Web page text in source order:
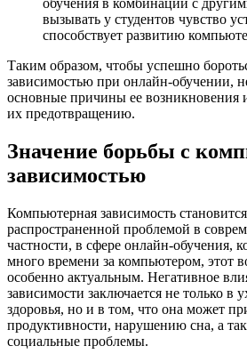
вызывать у студентов чувство
способствует развитию
Таким образом, чтобы успешно
зависимостью при онлайн-обучении,
основные причины ее возникновения
их предотвращению.
Значение борьбы с
зависимостью
Компьютерная зависимость
распространенной проблемой в
частности, в сфере онлайн-обучения,
много времени за компьютером, этот
особенно актуальным. Негативное
зависимости заключается не только в
здоровья, но и в том, что она может
продуктивности, нарушению сна, а
социальные проблемы.